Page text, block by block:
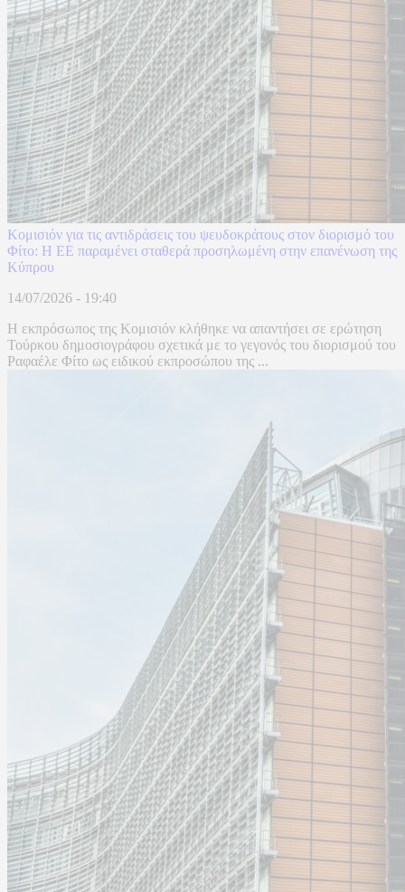
Κομισιόν για τις αντιδράσεις του ψευδοκράτους στον διορισμό του
Φίτο: Η ΕΕ παραμένει σταθερά προσηλωμένη στην επανένωση της
Κύπρου
14/07/2026 - 19:40
Η εκπρόσωπος της Κομισιόν κλήθηκε να απαντήσει σε ερώτηση
Τούρκου δημοσιογράφου σχετικά με το γεγονός του διορισμού του
Ραφαέλε Φίτο ως ειδικού εκπροσώπου της ...